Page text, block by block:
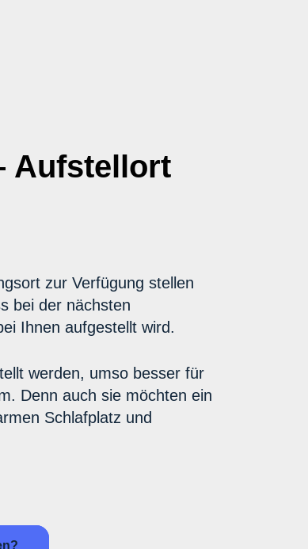
Aufstellort
zur Verfügung stellen
bei der nächsten
Ihnen aufgestellt wird.
werden, umso besser für
Denn auch sie möchten ein
Schlafplatz und